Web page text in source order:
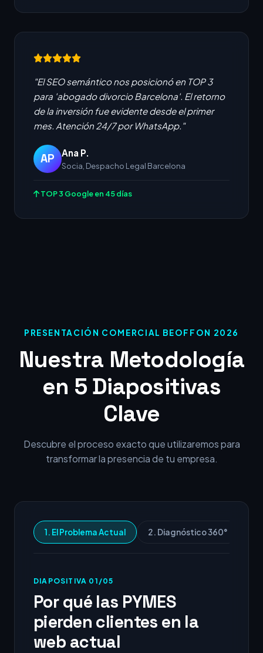
"El SEO semántico nos posicionó en TOP 3
para 'abogado divorcio Barcelona'. El retorno
de la inversión fue evidente desde el primer
mes. Atención 24/7 por WhatsApp."
AP Ana P.
Socia, Despacho Legal Barcelona
TOP 3 Google en 45 días
PRESENTACIÓN COMERCIAL BEOFFON 2026
Nuestra Metodología
en 5 Diapositivas
Clave
Descubre el proceso exacto que utilizaremos para
transformar la presencia de tu empresa.
1. El Problema Actual 2. Diagnóstico 360°
DIAPOSITIVA 01/05
Por qué las PYMES
pierden clientes en la
web actual